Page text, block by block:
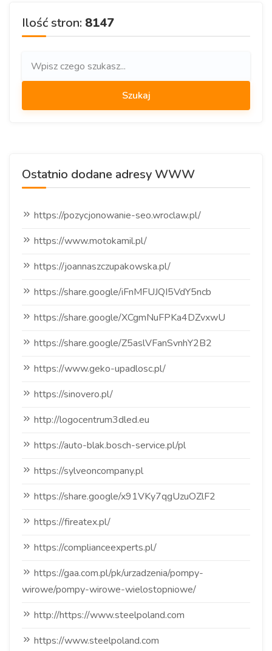
Ilość stron: 8147
Ostatnio dodane adresy WWW
https://pozycjonowanie-seo.wroclaw.pl/
https://www.motokamil.pl/
https://joannaszczupakowska.pl/
https://share.google/iFnMFUJQI5VdY5ncb
https://share.google/XCgmNuFPKa4DZvxwU
https://share.google/Z5aslVFanSvnhY2B2
https://www.geko-upadlosc.pl/
https://sinovero.pl/
http://logocentrum3dled.eu
https://auto-blak.bosch-service.pl/pl
https://sylveoncompany.pl
https://share.google/x91VKy7qgUzuOZlF2
https://fireatex.pl/
https://complianceexperts.pl/
https://gaa.com.pl/pk/urzadzenia/pompy-
wirowe/pompy-wirowe-wielostopniowe/
http://https://www.steelpoland.com
https://www.steelpoland.com